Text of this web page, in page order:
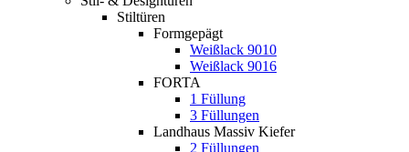
Stiltüren
Formgepägt
Weißlack 9010
Weißlack 9016
FORTA
1 Füllung
3 Füllungen
Landhaus Massiv Kiefer
2 Füllungen